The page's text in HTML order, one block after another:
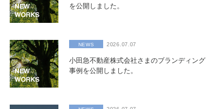
を公開しました。
NEWS 2026.07.07
小田急不動産株式会社さまのブランディング
事例を公開しました。